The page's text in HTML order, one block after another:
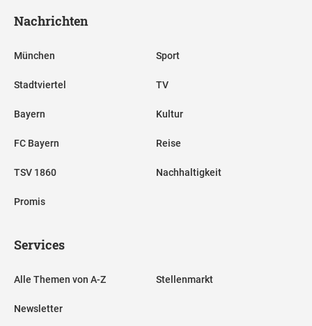
Nachrichten
München
Stadtviertel
Bayern
FC Bayern
TSV 1860
Promis
Sport
TV
Kultur
Reise
Nachhaltigkeit
Services
Alle Themen von A-Z
Newsletter
Stellenmarkt